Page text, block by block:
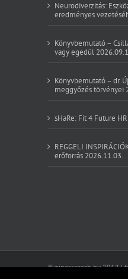
Neurodiverzitás:
eredményes
Könyvbemutató –
vagy egedül
Könyvbemutató – dr.
meggyőzés törvényei
sHaRe: Fit 4 Future
REGGELI
erőforrás 2026.11.03.
Businesscoach.hu 2012 |